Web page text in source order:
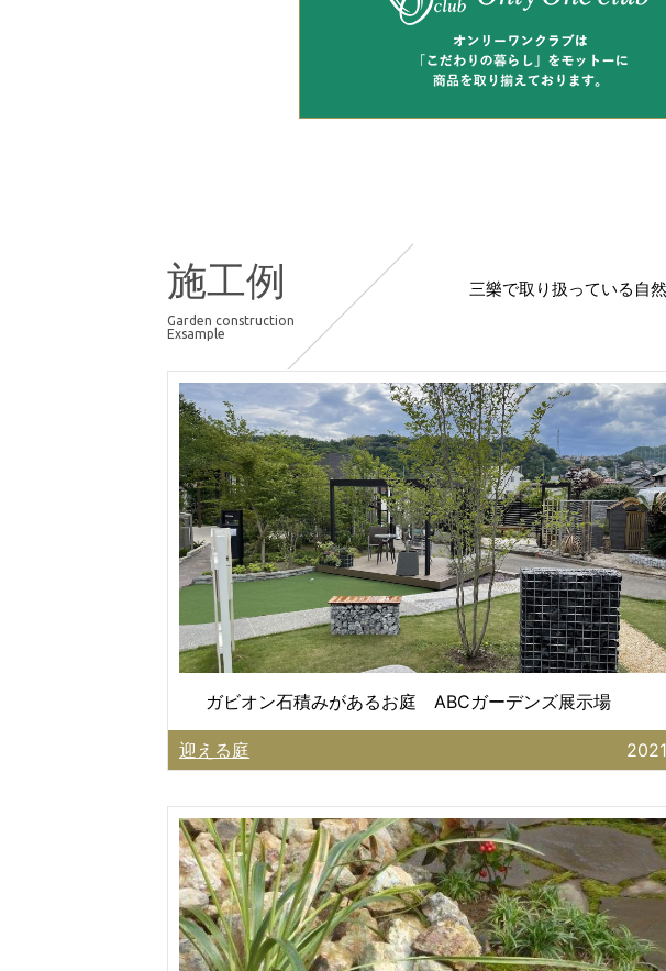
施工例
Garden construction
Exsample
三樂で取り扱っている自
ガビオン石積みがあるお庭 ABCガーデンズ展示場
迎える庭